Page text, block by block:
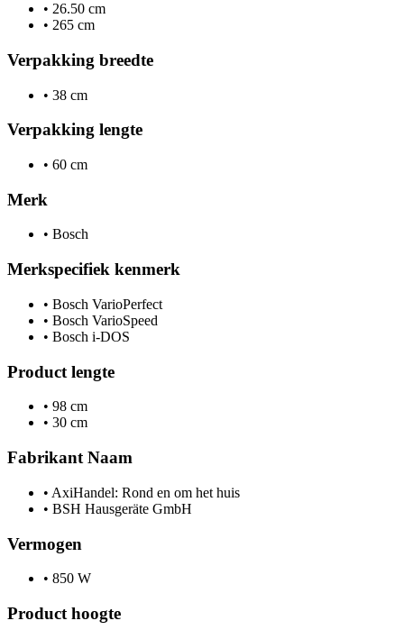
• 26.50 cm
• 265 cm
Verpakking breedte
• 38 cm
Verpakking lengte
• 60 cm
Merk
• Bosch
Merkspecifiek kenmerk
• Bosch VarioPerfect
• Bosch VarioSpeed
• Bosch i-DOS
Product lengte
• 98 cm
• 30 cm
Fabrikant Naam
• AxiHandel: Rond en om het huis
• BSH Hausgeräte GmbH
Vermogen
• 850 W
Product hoogte